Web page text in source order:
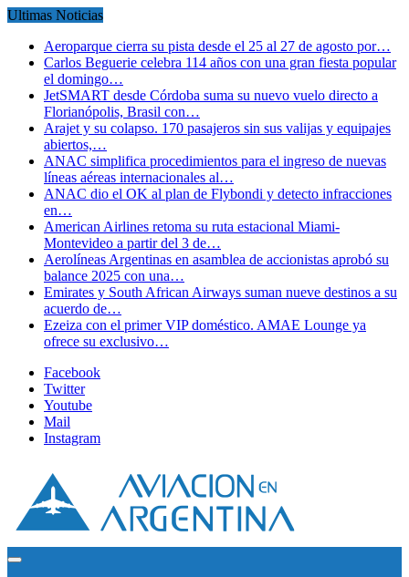
Ultimas Noticias
Aeroparque cierra su pista desde el 25 al 27 de agosto por…
Carlos Beguerie celebra 114 años con una gran fiesta popular
el domingo…
JetSMART desde Córdoba suma su nuevo vuelo directo a
Florianópolis, Brasil con…
Arajet y su colapso. 170 pasajeros sin sus valijas y equipajes
abiertos,…
ANAC simplifica procedimientos para el ingreso de nuevas
líneas aéreas internacionales al…
ANAC dio el OK al plan de Flybondi y detecto infracciones
en…
American Airlines retoma su ruta estacional Miami-
Montevideo a partir del 3 de…
Aerolíneas Argentinas en asamblea de accionistas aprobó su
balance 2025 con una…
Emirates y South African Airways suman nueve destinos a su
acuerdo de…
Ezeiza con el primer VIP doméstico. AMAE Lounge ya
ofrece su exclusivo…
Facebook
Twitter
Youtube
Mail
Instagram